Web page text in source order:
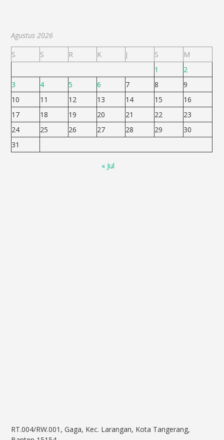
Agustus 2026
S
S R K J S
M
1
2
3
4 5 6 7 8
9
10
11 12 13 14 15
16
17
18 19 20 21 22
23
24
25 26 27 28 29
30
31
« Jul
RT.004/RW.001, Gaga, Kec. Larangan, Kota Tangerang,